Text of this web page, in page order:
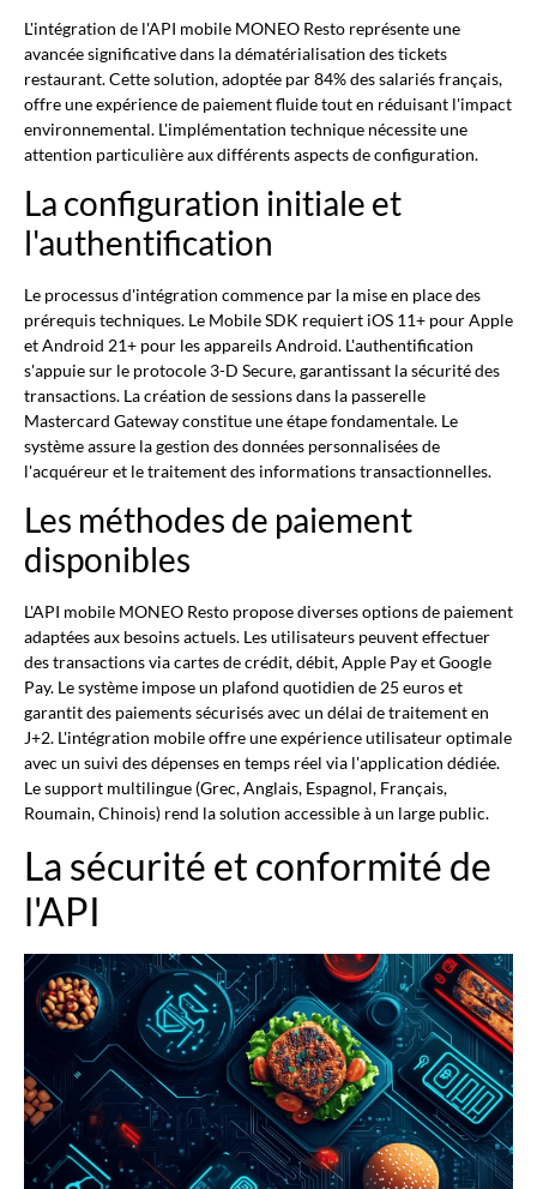
L'intégration de l'API mobile MONEO Resto représente une
avancée significative dans la dématérialisation des tickets
restaurant. Cette solution, adoptée par 84% des salariés français,
offre une expérience de paiement fluide tout en réduisant l'impact
environnemental. L'implémentation technique nécessite une
attention particulière aux différents aspects de configuration.
La configuration initiale et
l'authentification
Le processus d'intégration commence par la mise en place des
prérequis techniques. Le Mobile SDK requiert iOS 11+ pour Apple
et Android 21+ pour les appareils Android. L'authentification
s'appuie sur le protocole 3-D Secure, garantissant la sécurité des
transactions. La création de sessions dans la passerelle
Mastercard Gateway constitue une étape fondamentale. Le
système assure la gestion des données personnalisées de
l'acquéreur et le traitement des informations transactionnelles.
Les méthodes de paiement
disponibles
L'API mobile MONEO Resto propose diverses options de paiement
adaptées aux besoins actuels. Les utilisateurs peuvent effectuer
des transactions via cartes de crédit, débit, Apple Pay et Google
Pay. Le système impose un plafond quotidien de 25 euros et
garantit des paiements sécurisés avec un délai de traitement en
J+2. L'intégration mobile offre une expérience utilisateur optimale
avec un suivi des dépenses en temps réel via l'application dédiée.
Le support multilingue (Grec, Anglais, Espagnol, Français,
Roumain, Chinois) rend la solution accessible à un large public.
La sécurité et conformité de
l'API